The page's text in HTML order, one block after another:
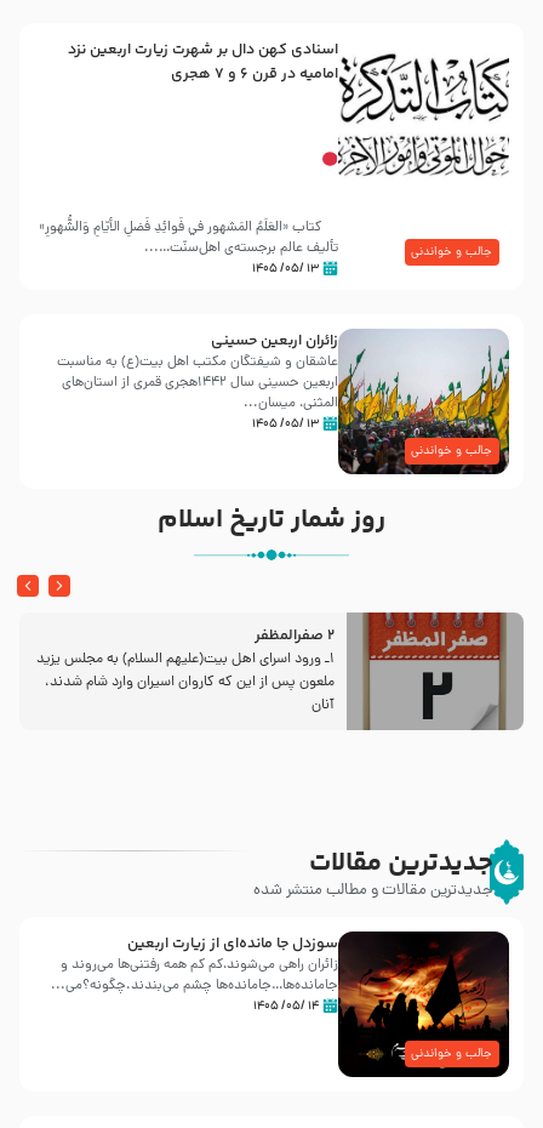
جالب و خواندنی
اسنادی کهن دال بر شهرت زیارت اربعین نزد
امامیه در قرن ۶ و ۷ هجری
کتاب «العَلَمُ المَشهور في فَوائِدِ فَضلِ الأيّامِ وَالشُّهورِ»
تألیف عالم برجسته‌ی اهل‌سنّت…...
۱۳ /۰۵/ ۱۴۰۵
جالب و خواندنی
زائران اربعین حسینی
عاشقان و شیفتگان مکتب اهل بیت(ع) به مناسبت
اربعین حسینی سال ۱۴۴۲هجری قمری از استان‌های
المثنی، میسان...
۱۳ /۰۵/ ۱۴۰۵
روز شمار تاریخ اسلام
2 صفرالمظفر
1ـ ورود اسراى اهل بیت‌(علیهم السلام) به مجلس یزید
ملعون پس از این كه كاروان اسیران وارد شام شدند،
آنان
جدیدترین مقالات
جدیدترین مقالات و مطالب منتشر شده
جالب و خواندنی
سوزدل جا مانده‌ای از زیارت اربعین
زائران راهی می‌شوند،کم‌ کم همه رفتنی‌ها می‌روند و
جامانده‌ها…جامانده‌ها چشم می‌بندند.چگونه؟می‌...
۱۴ /۰۵/ ۱۴۰۵